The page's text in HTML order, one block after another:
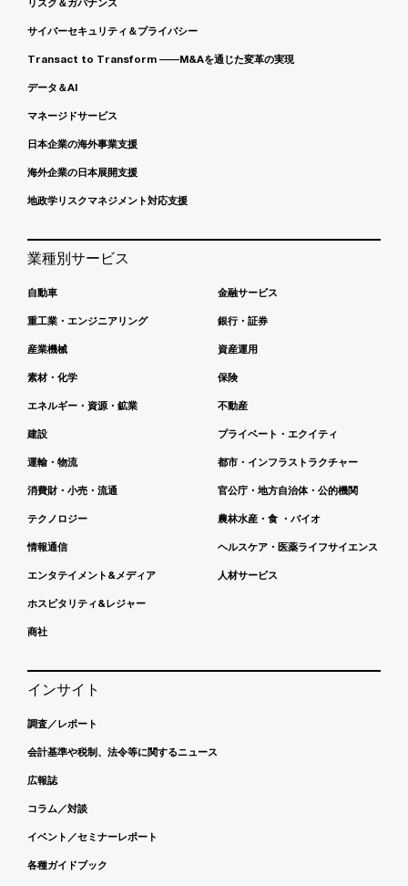
サイバーセキュリティ＆プライバシー
Transact to Transform ――M&Aを通じた変革の実現
データ＆AI
マネージドサービス
日本企業の海外事業支援
海外企業の日本展開支援
地政学リスクマネジメント対応支援
業種別サービス
自動車
重工業・エンジニアリング
産業機械
素材・化学
エネルギー・資源・鉱業
建設
運輸・物流
消費財・小売・流通
テクノロジー
情報通信
エンタテイメント&メディア
ホスピタリティ&レジャー
商社
金融サービス
銀行・証券
資産運用
保険
不動産
プライベート・エクイティ
都市・インフラストラクチャー
官公庁・地方自治体・公的機関
農林水産・食 ・バイオ
ヘルスケア・医薬ライフサイエンス
人材サービス
インサイト
調査／レポート
会計基準や税制、法令等に関するニュース
広報誌
コラム／対談
イベント／セミナーレポート
各種ガイドブック